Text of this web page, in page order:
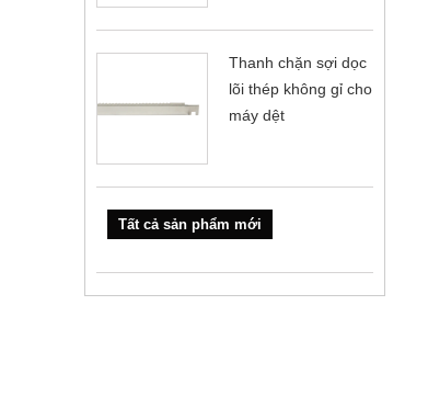
Thanh chặn sợi dọc
lõi thép không gỉ cho
máy dệt
Tất cả sản phẩm mới